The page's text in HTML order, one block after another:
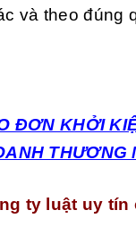
và theo đúng
ĐƠN KHỞI
THƯƠNG
ty luật uy